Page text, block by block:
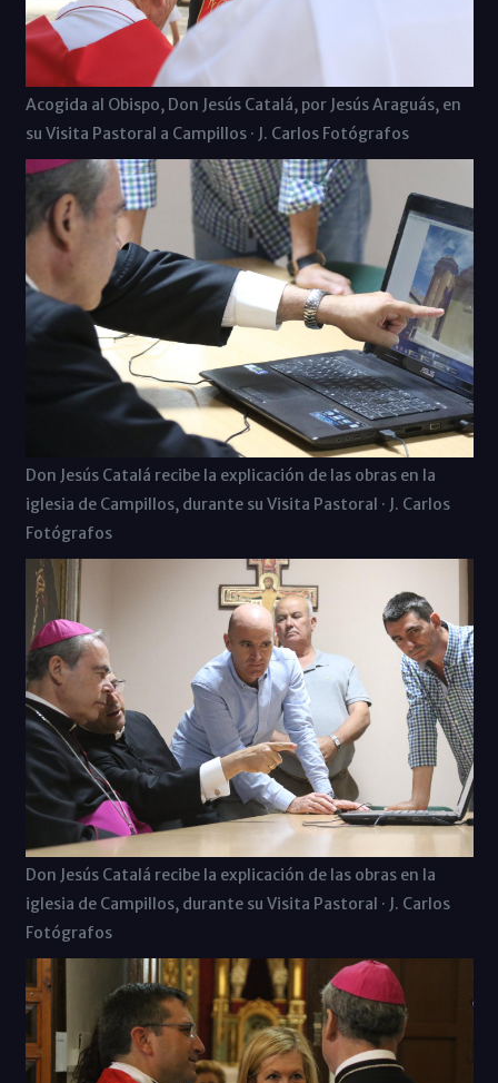
Acogida al Obispo, Don Jesús Catalá, por Jesús Araguás, en
su Visita Pastoral a Campillos · J. Carlos Fotógrafos
Don Jesús Catalá recibe la explicación de las obras en la
iglesia de Campillos, durante su Visita Pastoral · J. Carlos
Fotógrafos
Don Jesús Catalá recibe la explicación de las obras en la
iglesia de Campillos, durante su Visita Pastoral · J. Carlos
Fotógrafos